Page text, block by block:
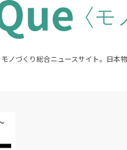
ノづくり総合ニュースサイト。日本